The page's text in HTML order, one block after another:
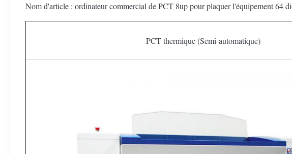
Nom d'article : ordinateur commercial de PCT 8up pour plaquer l'équipement 64
PCT thermique (Semi-automatique)